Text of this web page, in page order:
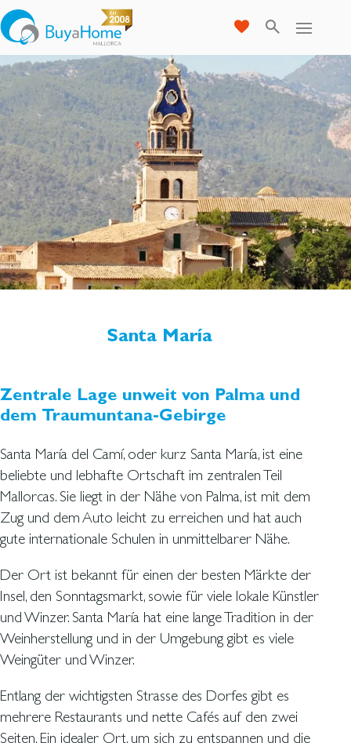
Santa María
Zentrale Lage unweit von Palma und
dem Traumuntana-Gebirge
Santa María del Camí, oder kurz Santa María, ist eine
beliebte und lebhafte Ortschaft im zentralen Teil
Mallorcas. Sie liegt in der Nähe von Palma, ist mit dem
Zug und dem Auto leicht zu erreichen und hat auch
gute internationale Schulen in unmittelbarer Nähe.
Der Ort ist bekannt für einen der besten Märkte der
Insel, den Sonntagsmarkt, sowie für viele lokale Künstler
und Winzer. Santa María hat eine lange Tradition in der
Weinherstellung und in der Umgebung gibt es viele
Weingüter und Winzer.
Entlang der wichtigsten Strasse des Dorfes gibt es
mehrere Restaurants und nette Cafés auf den zwei
Seiten. Ein idealer Ort, um sich zu entspannen und die